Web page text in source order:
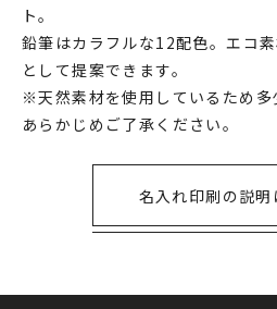
ト。
鉛筆はカラフルな12配色。エコ
として提案できます。
※天然素材を使用しているため多
あらかじめご了承ください。
名入れ印刷の説明